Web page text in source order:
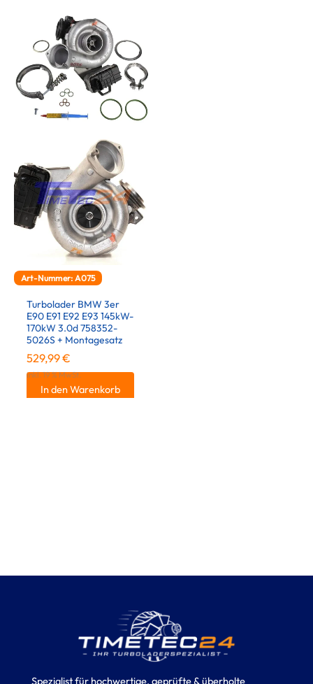
Art-Nummer: A075
Turbolader BMW 3er
E90 E91 E92 E93 145kW-
170kW 3.0d 758352-
5026S + Montagesatz
529,99€
inkl. 19 % MwSt.
In den Warenkorb
Spezialist für hochwertige, geprüfte & überholte